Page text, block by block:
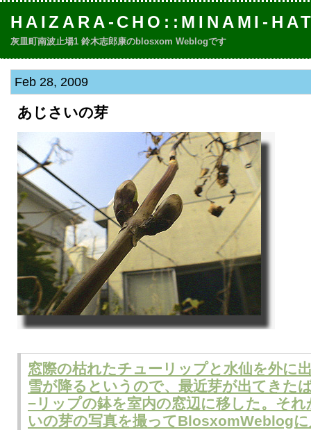
HAIZARA-CHO::MINAMI-
灰皿町南波止場1 鈴木志郎康のblosxom Weblogです
Feb 28, 2009
あじさいの芽
窓際の枯れたチューリップと水仙を外に
雪が降るというので、最近芽が出てきた
−リップの鉢を室内の窓辺に移した。そ
いの芽の写真を撮ってBlosxomWeblog